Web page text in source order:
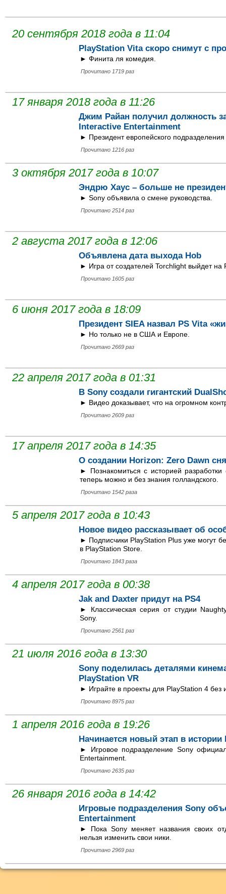
20 сентября 2018 года в 11:04
PlayStation Vita скоро снимут с
► Финита ля комедия.
Прочитано 1719 раз
17 января 2018 года в 11:26
Джим Райан получил должность
Interactive Entertainment
► Президент европейского
Прочитано 1216 раз
3 октября 2017 года в 10:07
Эндрю Хаус – больше не
► Sony объявила о смене руководства.
Прочитано 2514 раз
2 августа 2017 года в 12:06
Объявлена дата выхода Hob
► Игра от создателей Torchlight выйдет на
Прочитано 1605 раз
6 июня 2017 года в 18:09
Президент SIEA назвал PS Vita
► Но только не в США и Европе.
Прочитано 2669 раз
22 апреля 2017 года в 01:31
В Sony создали гигантский
► Видео доказывает, что на огромном
Прочитано 2609 раз
17 апреля 2017 года в 14:35
О создании Horizon: Zero Dawn
► Познакомиться с историей
теперь можно и без знания голландского.
Прочитано 1542 раза
5 апреля 2017 года в 10:43
Новое видео рассказывает об
► Подписчики PlayStation Plus уже могут
в PlayStation Store.
Прочитано 1843 раза
4 апреля 2017 года в 00:38
Jak and Daxter придут на PS4
► Классическая серия от студии
Sony.
Прочитано 2561 раз
21 июля 2016 года в 13:30
Sony поделилась деталями
PlayStation VR
► Играйте в проекты для PlayStation 4 без
Прочитано 8975 раз
1 апреля 2016 года в 19:26
Начинается новый этап в истории
► Игровое подразделение Sony
Entertainment.
Прочитано 2635 раз
26 января 2016 года в 14:42
Игровые подразделения Sony
Entertainment
► Пока Sony меняет названия своих
нельзя изменить свои ники.
Прочитано 2969 раз